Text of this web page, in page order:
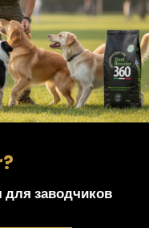
для заводчиков